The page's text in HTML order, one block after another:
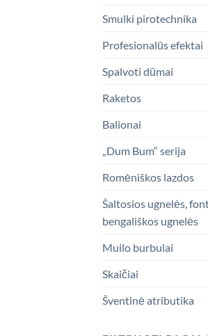
Smulki pirotechnika
Profesionalūs efektai
Spalvoti dūmai
Raketos
Balionai
„Dum Bum“ serija
Romėniškos lazdos
Šaltosios ugnelės,
bengališkos ugnelės
Muilo burbulai
Skaičiai
Šventinė atributika